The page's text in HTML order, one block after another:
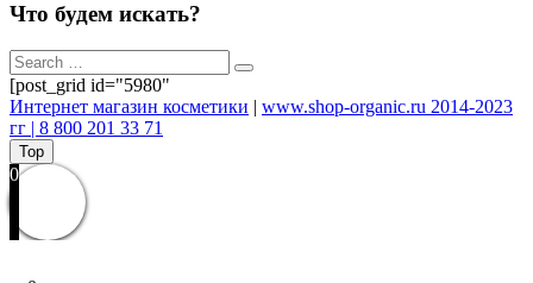
Что будем искать?
[post_grid id="5980"
Интернет магазин косметики | www.shop-organic.ru 2014-2023
гг | 8 800 201 33 71
Top
0